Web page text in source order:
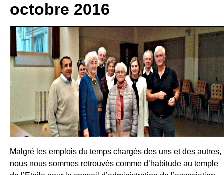
octobre 2016
Malgré les emplois du temps chargés des uns et des autres,
nous nous sommes retrouvés comme d’habitude au temple